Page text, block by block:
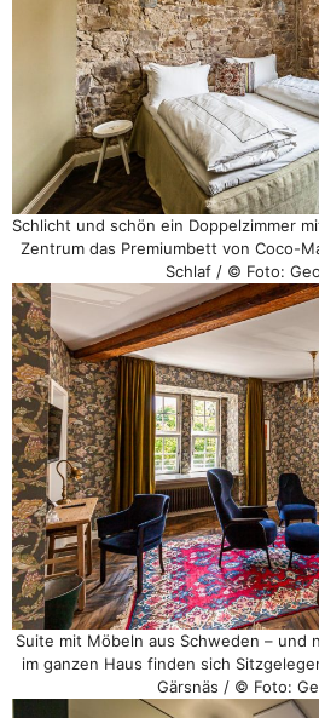
Schlicht und schön ein Doppelzimmer
Zentrum das Premiumbett von Coco-
Schlaf / © Foto:
Suite mit Möbeln aus Schweden – und
im ganzen Haus finden sich
Gärsnäs / © Foto: